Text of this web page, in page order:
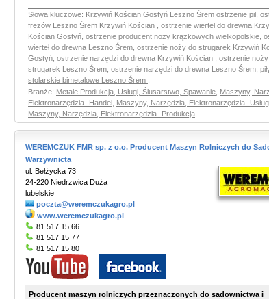
Słowa kluczowe: Krzywiń Kościan Gostyń Leszno Śrem ostrzenie pił,
frezów Leszno Śrem Krzywiń Kościan
ostrzenie wierteł do drewna
Kościan Gostyń ostrzenie producent noży krążkowych wielkopolskie
wierteł do drewna Leszno Śrem ostrzenie noży do strugarek Krzywiń
Gostyń ostrzenie narzędzi do drewna Krzywiń Kościan
ostrzenie
strugarek Leszno Śrem ostrzenie narzędzi do drewna Leszno Śrem
stolarskie bimetalowe Leszno Śrem
Branże: Metale Produkcja, Usługi, Ślusarstwo, Spawanie Maszyny,
Elektronarzędzia- Handel Maszyny, Narzędzia, Elektronarzędzia-
Maszyny, Narzędzia, Elektronarzędzia- Produkcja
WEREMCZUK FMR sp. z o.o. Producent Maszyn Rolniczych do
Warzywnicta
ul. Bełżycka 73
24-220 Niedrzwica Duża
lubelskie
poczta@weremczukagro.pl
www.weremczukagro.pl
81 517 15 66
81 517 15 77
81 517 15 80
Producent maszyn rolniczych przeznaczonych do sadownictwa i